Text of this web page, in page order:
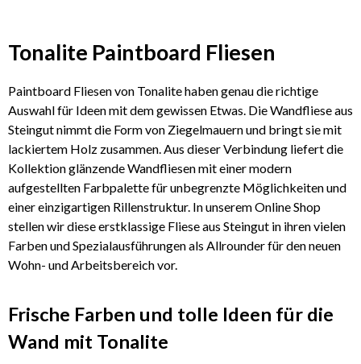
Tonalite Paintboard Fliesen
Paintboard Fliesen von Tonalite haben genau die richtige
Auswahl für Ideen mit dem gewissen Etwas. Die Wandfliese aus
Steingut nimmt die Form von Ziegelmauern und bringt sie mit
lackiertem Holz zusammen. Aus dieser Verbindung liefert die
Kollektion glänzende Wandfliesen mit einer modern
aufgestellten Farbpalette für unbegrenzte Möglichkeiten und
einer einzigartigen Rillenstruktur. In unserem Online Shop
stellen wir diese erstklassige Fliese aus Steingut in ihren vielen
Farben und Spezialausführungen als Allrounder für den neuen
Wohn- und Arbeitsbereich vor.
Frische Farben und tolle Ideen für die
Wand mit Tonalite